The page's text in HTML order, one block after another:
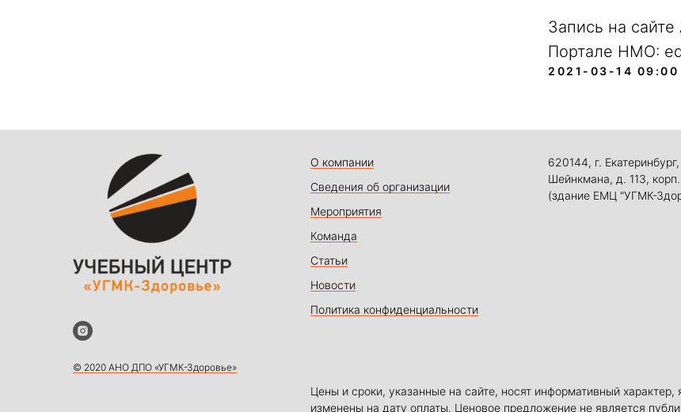
Запись на
Портале НМО:
2021-03-14 09:00
© 2020 АНО ДПО «УГМК-Здоровье»
О компании
Сведения об организации
Мероприятия
Команда
Статьи
Новости
Политика конфиденциальности
620144, г. Екатеринбург,
Шейнкмана, д. 113,
(здание ЕМЦ "УГМК-
Цены и сроки, указанные на сайте, носят информативный
изменены на дату оплаты. Ценовое предложение не является